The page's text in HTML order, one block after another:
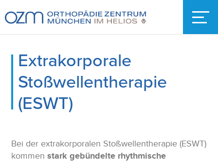
Extrakorporale
Stoßwellentherapie
(ESWT)
Bei der extrakorporalen Stoßwellentherapie (ESWT)
kommen stark gebündelte rhythmische